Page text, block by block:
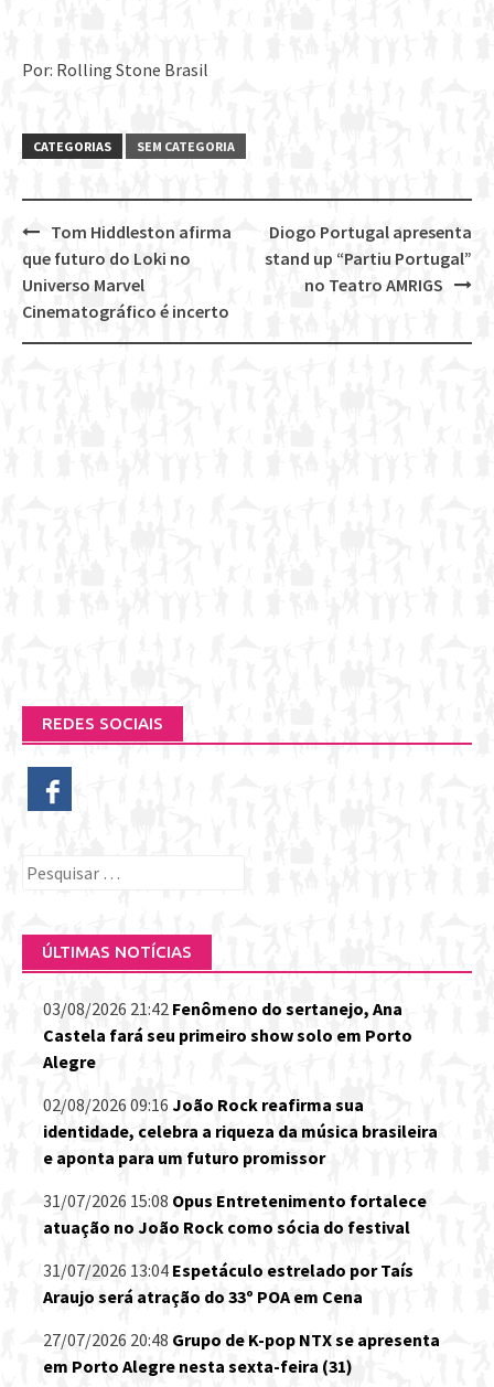
Por: Rolling Stone Brasil
CATEGORIAS SEM CATEGORIA
Post
navigation
Diogo Portugal apresenta
stand up “Partiu Portugal”
no Teatro AMRIGS
Tom Hiddleston afirma
que futuro do Loki no
Universo Marvel
Cinematográfico é incerto
REDES SOCIAIS
Pesquisar
ÚLTIMAS NOTÍCIAS
03/08/2026 21:42 Fenômeno do sertanejo, Ana
Castela fará seu primeiro show solo em Porto
Alegre
02/08/2026 09:16 João Rock reafirma sua
identidade, celebra a riqueza da música brasileira
e aponta para um futuro promissor
31/07/2026 15:08 Opus Entretenimento fortalece
atuação no João Rock como sócia do festival
31/07/2026 13:04 Espetáculo estrelado por Taís
Araujo será atração do 33º POA em Cena
27/07/2026 20:48 Grupo de K-pop NTX se apresenta
em Porto Alegre nesta sexta-feira (31)